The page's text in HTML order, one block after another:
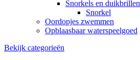
Snorkels en duikbrillen
Snorkel
Oordopjes zwemmen
Opblaasbaar waterspeelgoed
Bekijk categorieën